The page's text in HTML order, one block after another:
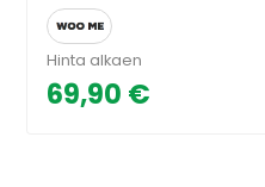
Hinta alkaen
69,90 €